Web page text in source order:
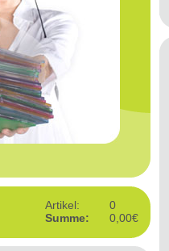
Artikel:
0
Summe:
0,00€